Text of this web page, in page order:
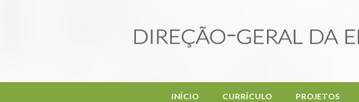
INÍCIO CURRÍCULO PROJETOS